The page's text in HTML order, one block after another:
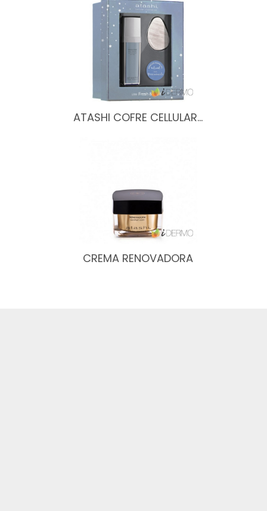
ATASHI COFRE CELLULAR…
CREMA RENOVADORA